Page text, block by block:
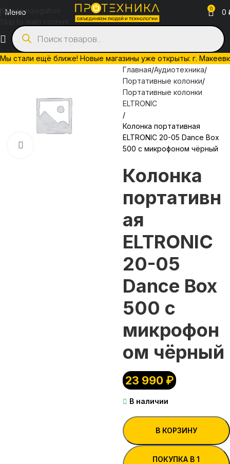
Skip to navigation
Мы стали ещё ближе! Новые магазины уже открыты: г.
Меню 0 0
Нажмите, чтобы увеличить
Главная Аудиотехника
Портативные колонки
Портативные колонки
ELTRONIC
Колонка портативная
ELTRONIC 20-05 Dance Box
500 с микрофоном чёрный
Колонка
портативн
ая
ELTRONIC
20-05
Dance Box
500 с
микрофон
ом чёрный
23 990₽
В наличии
В КОРЗИНУ
ПОКУПКА В 1